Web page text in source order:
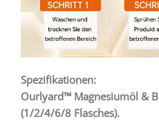
Spezifikationen:
Ourlyard™ Magnesiumöl &
(1/2/4/6/8 Flasches).